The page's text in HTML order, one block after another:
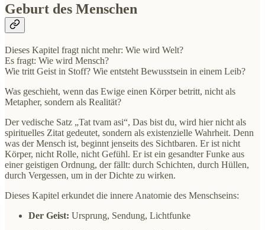
Geburt des Menschen
Dieses Kapitel fragt nicht mehr: Wie wird Welt?
Es fragt: Wie wird Mensch?
Wie tritt Geist in Stoff? Wie entsteht Bewusstsein in einem Leib?
Was geschieht, wenn das Ewige einen Körper betritt, nicht als
Metapher, sondern als Realität?
Der vedische Satz „Tat tvam asi“, Das bist du, wird hier nicht als
spirituelles Zitat gedeutet, sondern als existenzielle Wahrheit. Denn
was der Mensch ist, beginnt jenseits des Sichtbaren. Er ist nicht
Körper, nicht Rolle, nicht Gefühl. Er ist ein gesandter Funke aus
einer geistigen Ordnung, der fällt: durch Schichten, durch Hüllen,
durch Vergessen, um in der Dichte zu wirken.
Dieses Kapitel erkundet die innere Anatomie des Menschseins:
Der Geist: Ursprung, Sendung, Lichtfunke